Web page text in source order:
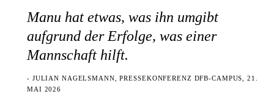
Manu hat etwas, was ihn umgibt
aufgrund der Erfolge, was einer
Mannschaft hilft.
- JULIAN NAGELSMANN, PRESSEKONFERENZ DFB-CAMPUS, 21.
MAI 2026